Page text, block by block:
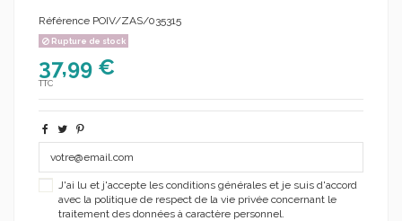
Référence POIV/ZAS/035315
Rupture de stock
37,99 €
TTC
J'ai lu et j'accepte les conditions générales et je suis d'accord
avec la politique de respect de la vie privée concernant le
traitement des données à caractère personnel.